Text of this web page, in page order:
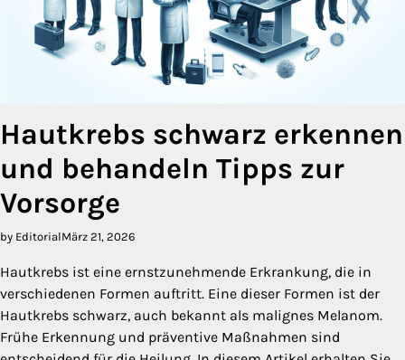
Hautkrebs schwarz erkennen
und behandeln Tipps zur
Vorsorge
by EditorialMärz 21, 2026
Hautkrebs ist eine ernstzunehmende Erkrankung, die in
verschiedenen Formen auftritt. Eine dieser Formen ist der
Hautkrebs schwarz, auch bekannt als malignes Melanom.
Frühe Erkennung und präventive Maßnahmen sind